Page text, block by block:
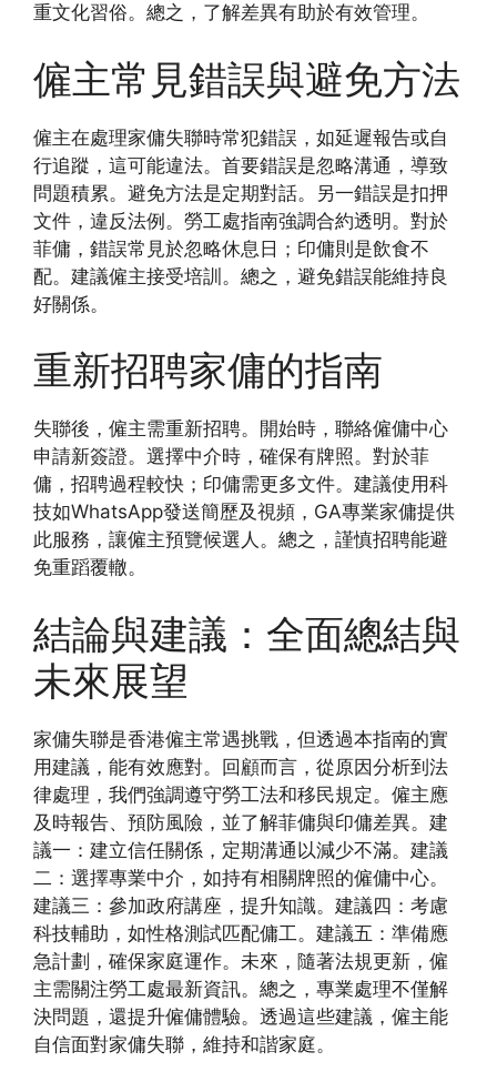
重文化習俗。總之，了解差異有助於有效管理。
僱主常見錯誤與避免方法
僱主在處理家傭失聯時常犯錯誤，如延遲報告或自
行追蹤，這可能違法。首要錯誤是忽略溝通，導致
問題積累。避免方法是定期對話。另一錯誤是扣押
文件，違反法例。勞工處指南強調合約透明。對於
菲傭，錯誤常見於忽略休息日；印傭則是飲食不
配。建議僱主接受培訓。總之，避免錯誤能維持良
好關係。
重新招聘家傭的指南
失聯後，僱主需重新招聘。開始時，聯絡僱傭中心
申請新簽證。選擇中介時，確保有牌照。對於菲
傭，招聘過程較快；印傭需更多文件。建議使用科
技如WhatsApp發送簡歷及視頻，GA專業家傭提供
此服務，讓僱主預覽候選人。總之，謹慎招聘能避
免重蹈覆轍。
結論與建議：全面總結與
未來展望
家傭失聯是香港僱主常遇挑戰，但透過本指南的實
用建議，能有效應對。回顧而言，從原因分析到法
律處理，我們強調遵守勞工法和移民規定。僱主應
及時報告、預防風險，並了解菲傭與印傭差異。建
議一：建立信任關係，定期溝通以減少不滿。建議
二：選擇專業中介，如持有相關牌照的僱傭中心。
建議三：參加政府講座，提升知識。建議四：考慮
科技輔助，如性格測試匹配傭工。建議五：準備應
急計劃，確保家庭運作。未來，隨著法規更新，僱
主需關注勞工處最新資訊。總之，專業處理不僅解
決問題，還提升僱傭體驗。透過這些建議，僱主能
自信面對家傭失聯，維持和諧家庭。